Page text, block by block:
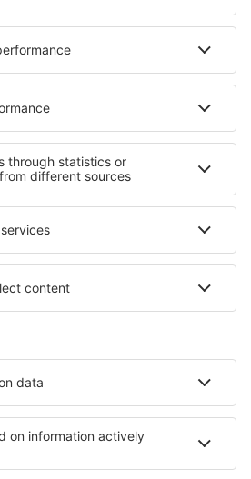
Cazare în Georgsmarienhütte
cazare - regiuni
Cazare în Les Deux Alpes
Cazare în Franța
Cazare in Veraguas
Cazare la Parcul Național Yellowstone